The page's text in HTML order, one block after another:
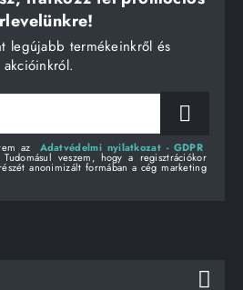
legújabb termékeinkről és
akcióinkról.
az Adatvédelmi nyilatkozat - GDPR
Tudomásul veszem, hogy a regisztrációkor
anonimizált formában a cég marketing